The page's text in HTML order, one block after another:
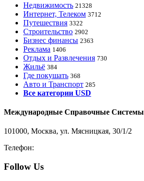
Недвижимость 21328
Интернет, Телеком 3712
Путешествия 3322
Строительство 2902
Бизнес финансы 2363
Реклама 1406
Отдых и Развлечения 730
Жильё 384
Где покушать 368
Авто и Транспорт 285
Все категории USD
Международные Справочные Системы
101000, Москва, ул. Мясницкая, 30/1/2
Телефон:
Follow Us